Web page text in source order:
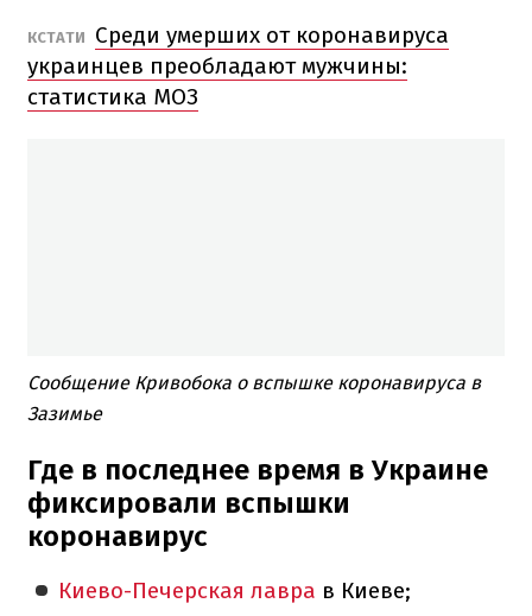
КСТАТИ
Среди умерших от коронавируса
украинцев преобладают мужчины:
статистика МОЗ
Сообщение Кривобока о вспышке коронавируса в
Зазимье
Где в последнее время в Украине
фиксировали вспышки
коронавирус
Киево-Печерская лавра в Киеве;